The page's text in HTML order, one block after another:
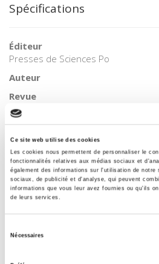
Ce site web utilise des cookies
Les cookies nous permettent de personnaliser le
fonctionnalités relatives aux médias sociaux et
également des informations sur l'utilisation de notre
sociaux, de publicité et d'analyse, qui peuvent
informations que vous leur avez fournies ou qu'ils
de leurs services.
Nécessaires
Spécifications
Éditeur
Presses de Sciences Po
Auteur
Revue
Revue économique
ISSN
00352764
Langue
français
BISAC Subject Heading
POL000000 POLITICAL SCIENCE
06 Professionnel et académique